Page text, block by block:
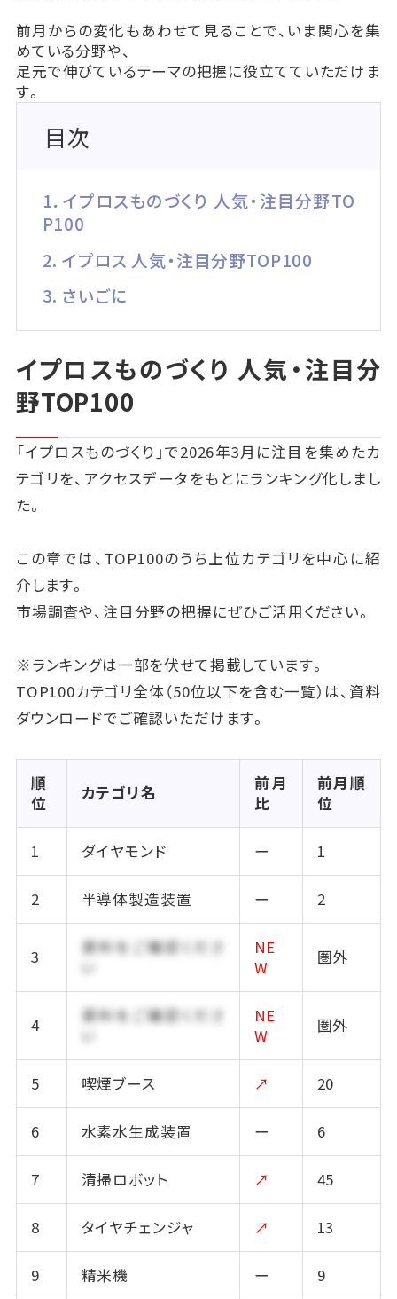
前月からの変化もあわせて見ることで、いま関心を集
めている分野や、
足元で伸びているテーマの把握に役立てていただけま
す。
目次
1．イプロスものづくり 人気・注目分野TO
P100
2. イプロス 人気・注目分野TOP100
3. さいごに
イプロスものづくり 人気・注目分
野TOP100
「イプロスものづくり」で2026年3月に注目を集めたカ
テゴリを、アクセスデータをもとにランキング化しまし
た。
この章では、TOP100のうち上位カテゴリを中心に紹
介します。
市場調査や、注目分野の把握にぜひご活用ください。
※ランキングは一部を伏せて掲載しています。
TOP100カテゴリ全体（50位以下を含む一覧）は、資料
ダウンロードでご確認いただけます。
順
位
カテゴリ名
前月
比
前月順
位
1 ダイヤモンド ー 1
2 半導体製造装置 ー 2
3
資料をご確認くださ
NE
W
圏外
4
資料をご確認くださ
NE
W
圏外
5 喫煙ブース ↗ 20
6 水素水生成装置 ー 6
7 清掃ロボット ↗ 45
8 タイヤチェンジャ ↗ 13
9 精米機 ー 9